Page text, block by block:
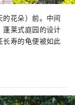
花朵）前。中间
蓬莱式庭园的设计
长寿的龟便被如此